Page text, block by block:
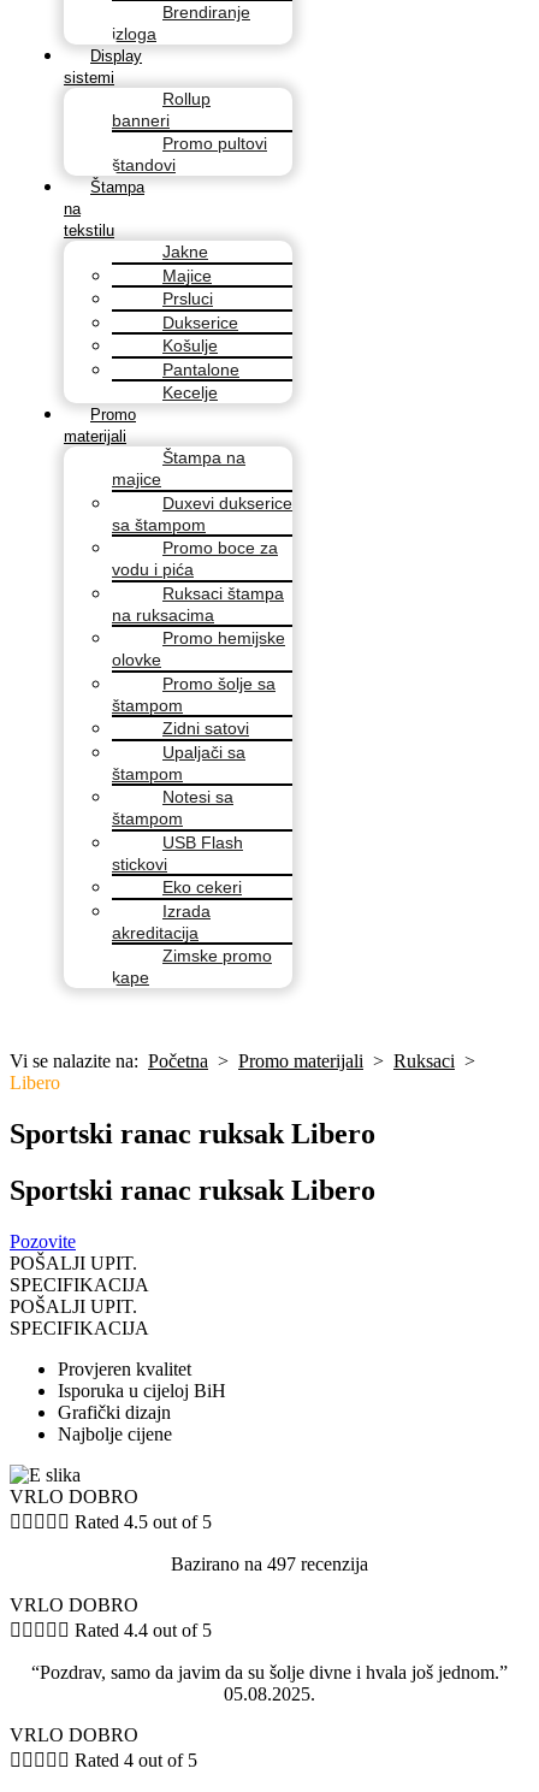
Brendiranje
izloga
Display
sistemi
Rollup
banneri
Promo pultovi
štandovi
Štampa
na
tekstilu
Jakne
Majice
Prsluci
Dukserice
Košulje
Pantalone
Kecelje
Promo
materijali
Štampa na
majice
Duxevi dukserice
sa štampom
Promo boce za
vodu i pića
Ruksaci štampa
na ruksacima
Promo hemijske
olovke
Promo šolje sa
štampom
Zidni satovi
Upaljači sa
štampom
Notesi sa
štampom
USB Flash
stickovi
Eko cekeri
Izrada
akreditacija
Zimske promo
kape
Vi se nalazite na: Početna > Promo materijali > Ruksaci >
Libero
Sportski ranac ruksak Libero
Sportski ranac ruksak Libero
Pozovite
POŠALJI UPIT.
SPECIFIKACIJA
POŠALJI UPIT.
SPECIFIKACIJA
Provjeren kvalitet
Isporuka u cijeloj BiH
Grafički dizajn
Najbolje cijene
VRLO DOBRO
     Rated 4.5 out of 5
Bazirano na 497 recenzija
VRLO DOBRO
     Rated 4.4 out of 5
“Pozdrav, samo da javim da su šolje divne i hvala još jednom.”
05.08.2025.
VRLO DOBRO
     Rated 4 out of 5